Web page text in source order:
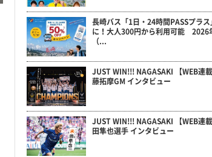
長崎バス「1日・24時間PASSプラ
に！大人300円から利用可能 2026
（...
JUST WIN!!! NAGASAKI 【WEB連
藤拓摩GM インタビュー
JUST WIN!!! NAGASAKI 【WEB連
田隼也選手 インタビュー